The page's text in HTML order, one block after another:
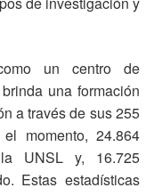
un centro de
una formación
a través de sus 255
momento, 24.864
UNSL y, 16.725
Estas estadísticas